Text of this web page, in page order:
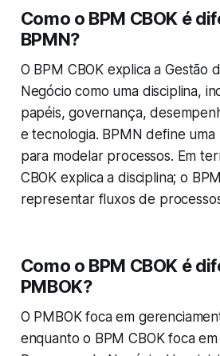
Como o BPM CBOK é
BPMN?
O BPM CBOK explica a Gestão
Negócio como uma disciplina,
papéis, governança,
e tecnologia. BPMN define uma
para modelar processos. Em
CBOK explica a disciplina; o
representar fluxos de
Como o BPM CBOK é
PMBOK?
O PMBOK foca em
enquanto o BPM CBOK foca